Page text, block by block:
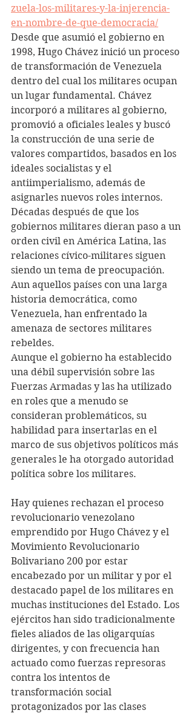
zuela-los-militares-y-la-injerencia-
en-nombre-de-que-democracia/
Desde que asumió el gobierno en
1998, Hugo Chávez inició un proceso
de transformación de Venezuela
dentro del cual los militares ocupan
un lugar fundamental. Chávez
incorporó a militares al gobierno,
promovió a oficiales leales y buscó
la construcción de una serie de
valores compartidos, basados en los
ideales socialistas y el
antiimperialismo, además de
asignarles nuevos roles internos.
Décadas después de que los
gobiernos militares dieran paso a un
orden civil en América Latina, las
relaciones cívico-militares siguen
siendo un tema de preocupación.
Aun aquellos países con una larga
historia democrática, como
Venezuela, han enfrentado la
amenaza de sectores militares
rebeldes.
Aunque el gobierno ha establecido
una débil supervisión sobre las
Fuerzas Armadas y las ha utilizado
en roles que a menudo se
consideran problemáticos, su
habilidad para insertarlas en el
marco de sus objetivos políticos más
generales le ha otorgado autoridad
política sobre los militares.
Hay quienes rechazan el proceso
revolucionario venezolano
emprendido por Hugo Chávez y el
Movimiento Revolucionario
Bolivariano 200 por estar
encabezado por un militar y por el
destacado papel de los militares en
muchas instituciones del Estado. Los
ejércitos han sido tradicionalmente
fieles aliados de las oligarquías
dirigentes, y con frecuencia han
actuado como fuerzas represoras
contra los intentos de
transformación social
protagonizados por las clases